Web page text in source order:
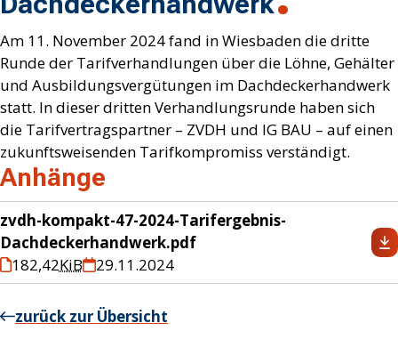
Am 11. November 2024 fand in Wiesbaden die dritte
Runde der Tarifverhandlungen über die Löhne, Gehälter
und Ausbildungsvergütungen im Dachdeckerhandwerk
statt. In dieser dritten Verhandlungsrunde haben sich
die Tarifvertragspartner – ZVDH und IG BAU – auf einen
zukunftsweisenden Tarifkompromiss verständigt.
Anhänge
zvdh-kompakt-47-2024-Tarifergebnis-
Dachdeckerhandwerk.pdf
182,42KiB 29.11.2024
zurück zur Übersicht